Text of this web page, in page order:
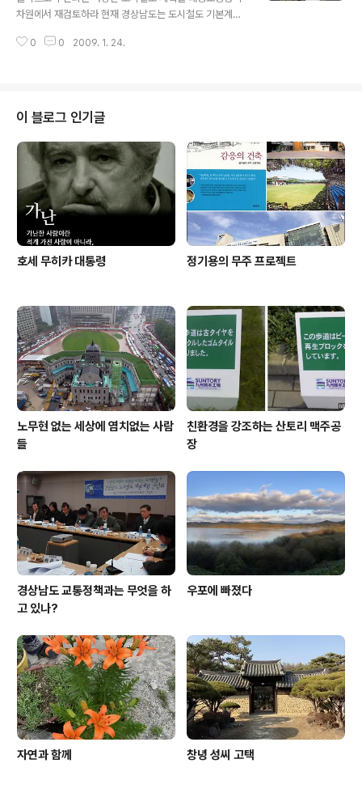
차원에서 재검토하라 현재 경상남도는 도시철도 기본계획
시민단체와의 간담회에서 발표된 내용에 의하면 마창진을
많은 문제점을 안고 있다. 그런데 장래의 인구증가는 거의
기대할 수 없는 상황이고, 2036년까지의 예측교통량 역시
도시철도 사업의 경제성을 담보하기에는 부족한 실정이다.
또한 현재 마창진이 안고 있는 교통문제의 해결에 기여하
리라는 확신도 할 수 없다. 마창진을 잇는 교통수단은 당연
히 간선급행체계여야 한다. 그러나 기본계..
0 0 2009. 1. 24.
이 블로그 인기글
호세 무히카 대통령 정기용의 무주 프로젝트
노무현 없는 세상에 염치없는 사람
들
친환경을 강조하는 산토리 맥주공
장
경상남도 교통정책과는 무엇을 하
고 있나?
우포에 빠졌다
자연과 함께 창녕 성씨 고택